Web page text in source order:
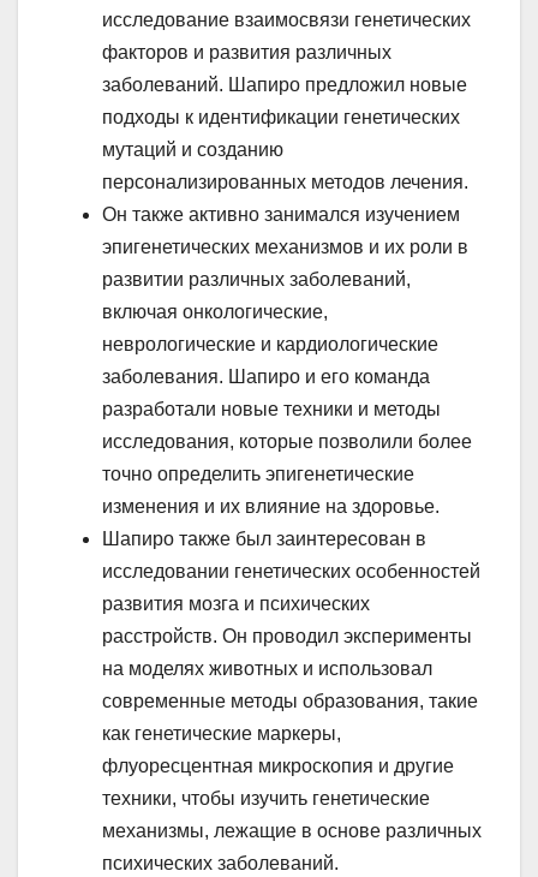
исследование взаимосвязи генетических
факторов и развития различных
заболеваний. Шапиро предложил новые
подходы к идентификации генетических
мутаций и созданию
персонализированных методов лечения.
Он также активно занимался изучением
эпигенетических механизмов и их роли в
развитии различных заболеваний,
включая онкологические,
неврологические и кардиологические
заболевания. Шапиро и его команда
разработали новые техники и методы
исследования, которые позволили более
точно определить эпигенетические
изменения и их влияние на здоровье.
Шапиро также был заинтересован в
исследовании генетических особенностей
развития мозга и психических
расстройств. Он проводил эксперименты
на моделях животных и использовал
современные методы образования, такие
как генетические маркеры,
флуоресцентная микроскопия и другие
техники, чтобы изучить генетические
механизмы, лежащие в основе различных
психических заболеваний.